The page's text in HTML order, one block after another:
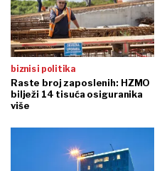
biznis i politika
Raste broj zaposlenih: HZMO
bilježi 14 tisuća osiguranika
više